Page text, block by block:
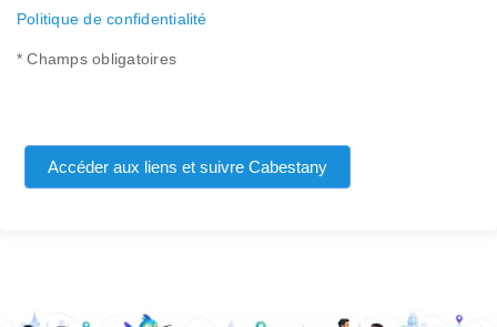
Politique de confidentialité
* Champs obligatoires
Accéder aux liens et suivre Cabestany